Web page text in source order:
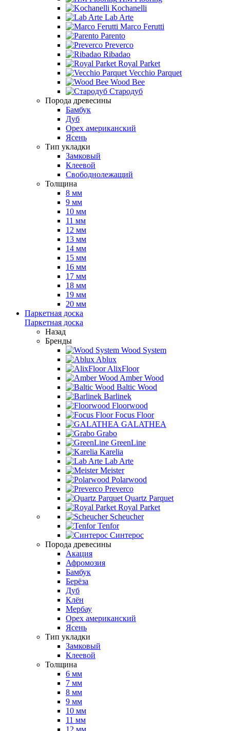
Kochanelli
Lab Arte
Marco Ferutti
Parento
Preverco
Ribadao
Royal Parket
Vecchio Parquet
Wood Bee
Стародуб
Порода древесины
Бамбук
Дуб
Орех американский
Ясень
Тип укладки
Замковый
Клеевой
Свободнолежащий
Толщина
8 мм
9 мм
10 мм
11 мм
12 мм
13 мм
14 мм
15 мм
16 мм
17 мм
18 мм
19 мм
20 мм
Паркетная доска
Паркетная доска
Назад
Бренды
Wood System
Ablux
AlixFloor
Amber Wood
Baltic Wood
Barlinek
Floorwood
Focus Floor
GALATHEA
Grabo
GreenLine
Karelia
Lab Arte
Meister
Polarwood
Preverco
Quartz Parquet
Royal Parket
Scheucher
Tenfor
Синтерос
Порода древесины
Акация
Афромозия
Бамбук
Берёза
Дуб
Клён
Мербау
Орех американский
Ясень
Тип укладки
Замковый
Клеевой
Толщина
6 мм
7 мм
8 мм
9 мм
10 мм
11 мм
12 мм